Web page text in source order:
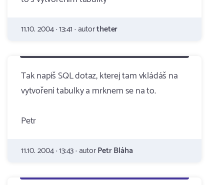
11.10. 2004 · 13:41 · autortheter
Tak napiš SQL dotaz, kterej tam vkládáš na
vytvoření tabulky a mrknem se na to.
Petr
11.10. 2004 · 13:43 · autorPetr Bláha